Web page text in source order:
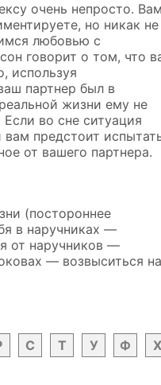
очень непросто. Вам
но никак не
любовью с
говорит о том, что
используя
партнер был в
жизни ему не
во сне ситуация
предстоит
от вашего партнера.
(постороннее
в наручниках —
от наручников —
— возвыситься
С Т У Ф Х